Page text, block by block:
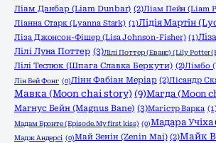
Ліам Данбар (Liam Dunbar) (2)Ліам Пейн (Liam
Ліанна Старк (Lyanna Stark) (1)Лідія Мартін
Ліза Джонсон-Фішер (Lisa Johnson-Fisher) (1)
Лілі Луна Поттер (3)Лілі Поттер (Еванс) (Lily Potter
Лілі Теслюк (Шпага Славка Беркути) (2)Лімбо
Лін Бей Фонг (0)Лінн Фабіан Меріар (2)Лісандр
Мавка (Moon chai story) (9)Магда (Moon
Магнус Бейн (Magnus Bane) (3)Магістр Варка
Мадам Бронте (Episode.My first kiss) (0)Мадара Учіха
Мадж Андерсі (0)Май Зенін (Zenin Mai) (2)Майк